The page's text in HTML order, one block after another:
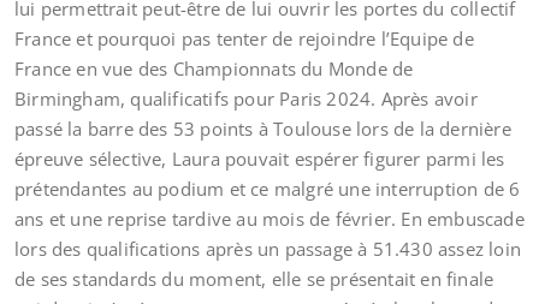
lui permettrait peut-être de lui ouvrir les portes du collectif
France et pourquoi pas tenter de rejoindre l’Equipe de
France en vue des Championnats du Monde de
Birmingham, qualificatifs pour Paris 2024. Après avoir
passé la barre des 53 points à Toulouse lors de la dernière
épreuve sélective, Laura pouvait espérer figurer parmi les
prétendantes au podium et ce malgré une interruption de 6
ans et une reprise tardive au mois de février. En embuscade
lors des qualifications après un passage à 51.430 assez loin
de ses standards du moment, elle se présentait en finale